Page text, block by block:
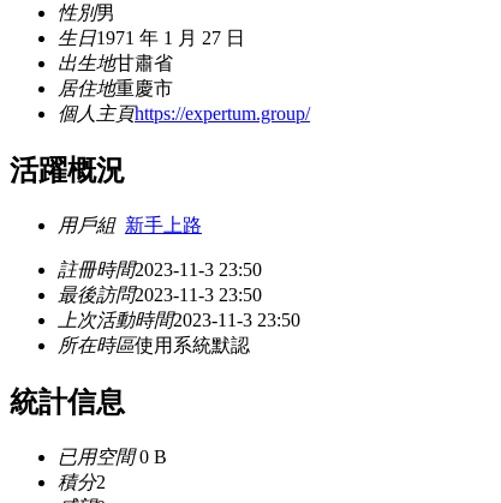
性別男
生日1971 年 1 月 27 日
出生地甘肅省
居住地重慶市
個人主頁https://expertum.group/
活躍概況
用戶組 新手上路
註冊時間2023-11-3 23:50
最後訪問2023-11-3 23:50
上次活動時間2023-11-3 23:50
所在時區使用系統默認
統計信息
已用空間0 B
積分2